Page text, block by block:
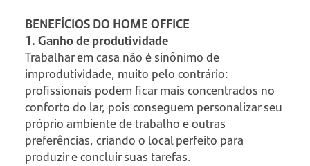
BENEFÍCIOS DO HOME OFFICE
1. Ganho de produtividade
Trabalhar em casa não é sinônimo de
improdutividade, muito pelo contrário:
profissionais podem ficar mais concentrados no
conforto do lar, pois conseguem personalizar seu
próprio ambiente de trabalho e outras
preferências, criando o local perfeito para
produzir e concluir suas tarefas.